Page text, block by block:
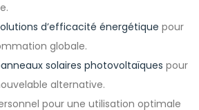
d’efficacité énergétique pour
globale.
solaires photovoltaïques pour
alternative.
pour une utilisation optimale